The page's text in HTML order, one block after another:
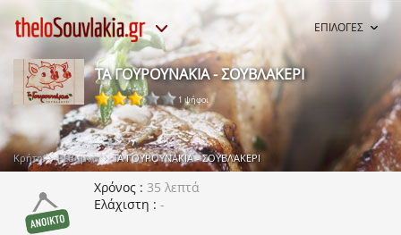
ΕΠΙΛΟΓΕΣ
ΤΑ ΓΟΥΡΟΥΝΑΚΙΑ - ΣΟΥΒΛΑΚΕΡΙ
1 ψήφοι
Κρήτη Ρέθυμνο ΤΑ ΓΟΥΡΟΥΝΑΚΙΑ - ΣΟΥΒΛΑΚΕΡΙ
Χρόνος
35 λεπτά
Ελάχιστη
-